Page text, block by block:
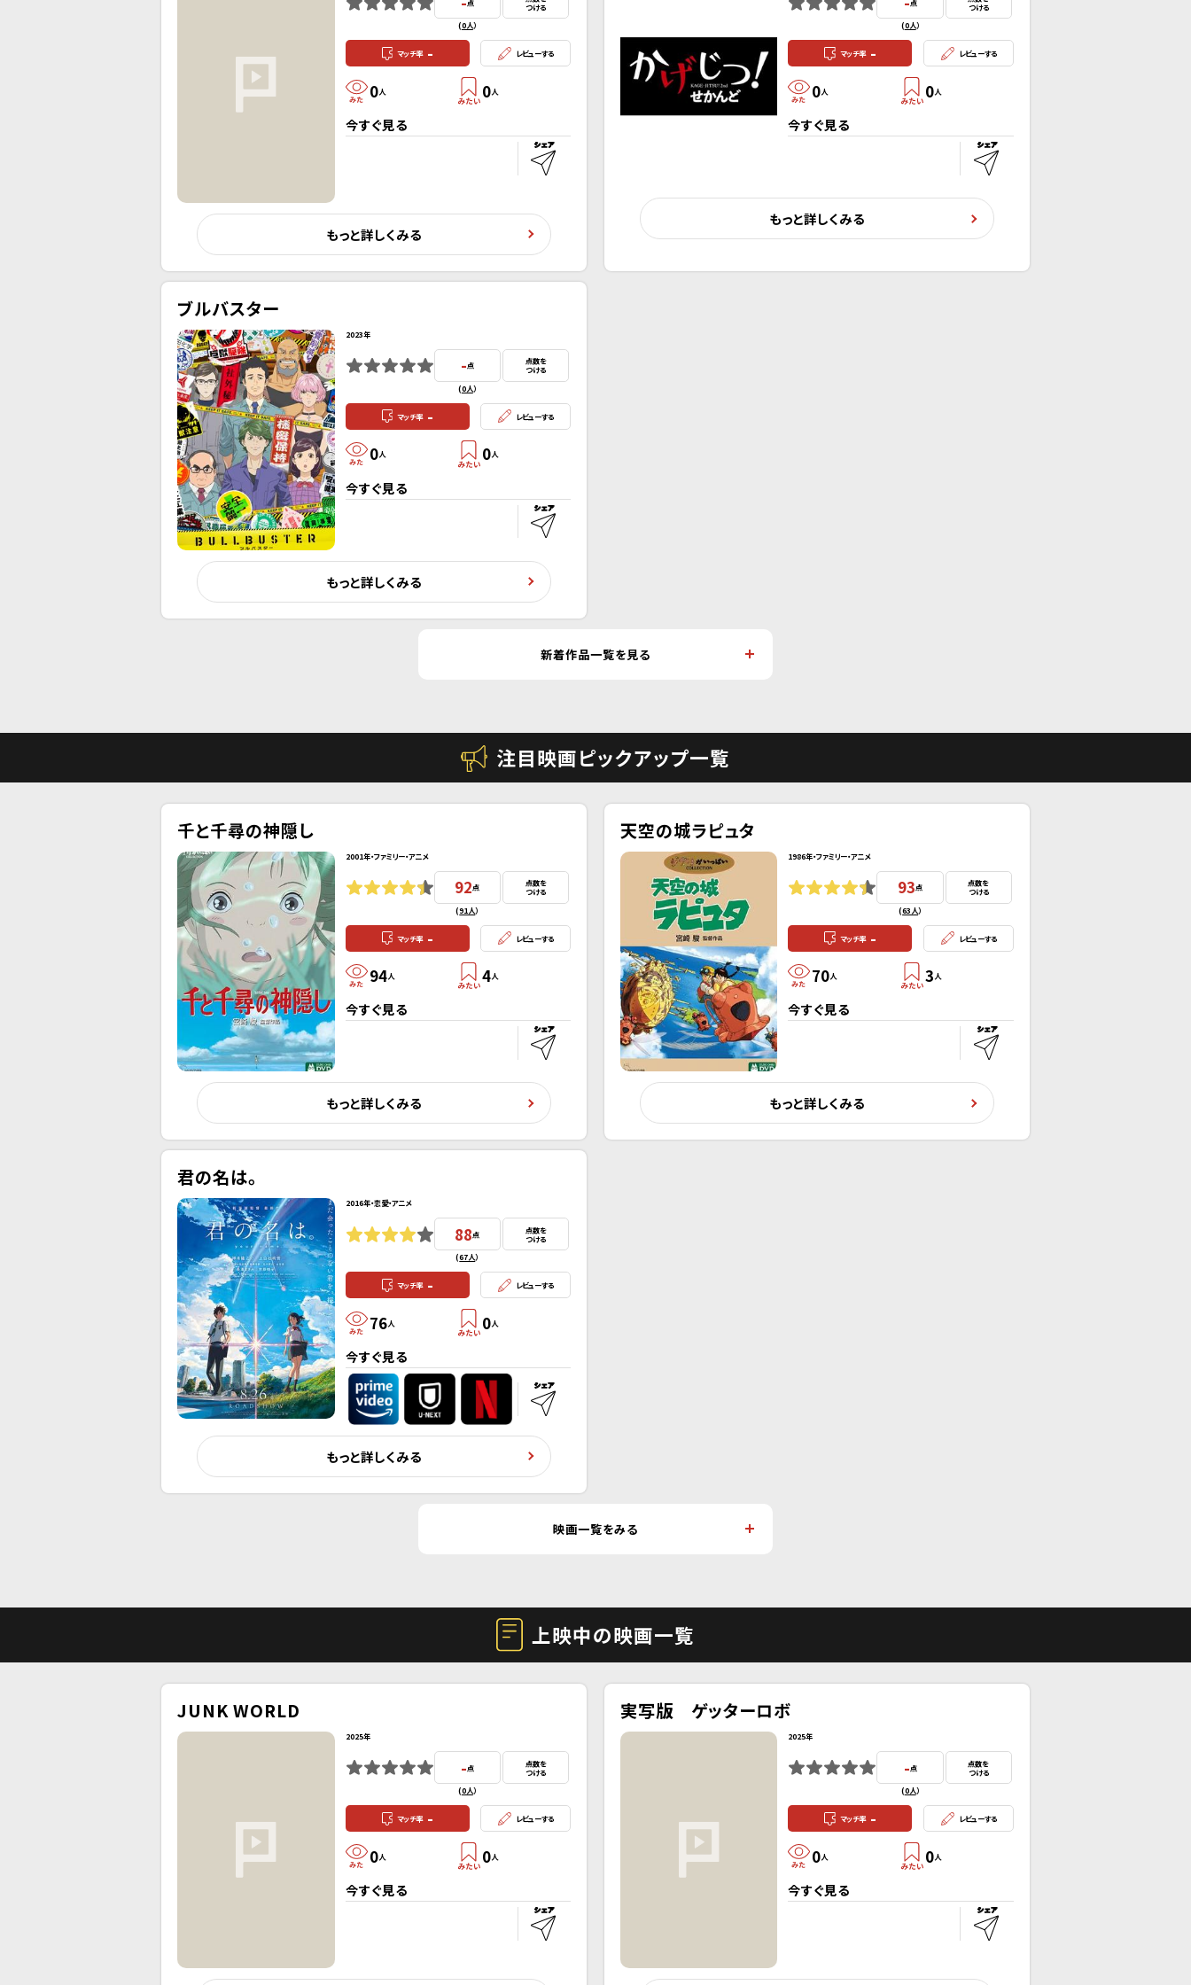
点
(0人）
つける
マッチ率 - レビューする
0人 0人
今すぐ見る
もっと詳しくみる
点
(0人）
つける
マッチ率 - レビューする
0人 0人
今すぐ見る
もっと詳しくみる
ブルバスター
2023年
-点
(0人）
点数を
つける
マッチ率 - レビューする
0人 0人
今すぐ見る
もっと詳しくみる
新着作品一覧を見る
注目映画ピックアップ一覧
千と千尋の神隠し
2001年・ファミリー・アニメ
92点
(91人）
点数を
つける
マッチ率 - レビューする
94人 4人
今すぐ見る
もっと詳しくみる
天空の城ラピュタ
1986年・ファミリー・アニメ
93点
(63人）
点数を
つける
マッチ率 - レビューする
70人 3 人
今すぐ見る
もっと詳しくみる
君の名は。
2016年・恋愛・アニメ
88点
(67人）
点数を
つける
マッチ率 - レビューする
76人 0人
今すぐ見る
もっと詳しくみる
映画一覧をみる
上映中の映画一覧
JUNK WORLD
2025年
-点
(0人）
点数を
つける
マッチ率 - レビューする
0人 0人
今すぐ見る
実写版 ゲッターロボ
2025年
-点
(0人）
点数を
つける
マッチ率 - レビューする
0人 0人
今すぐ見る